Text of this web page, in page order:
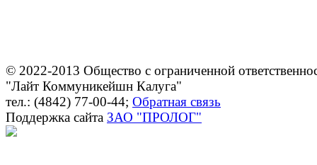
© 2022-2013 Общество с ограниченной
"Лайт Коммуникейшн Калуга"
тел.: (4842) 77-00-44; Обратная связь
Поддержка сайта ЗАО "ПРОЛОГ"